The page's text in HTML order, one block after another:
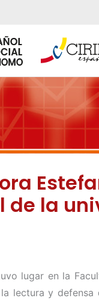
de la
lugar en la
lectura y